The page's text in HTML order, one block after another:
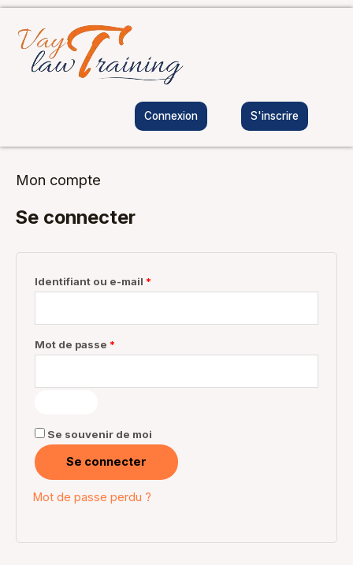
Aller
contenu
Connexion S'inscrire
Mon compte
Se connecter
Identifiant ou e-mail *
Mot de passe *
Se souvenir de moi
Se connecter
Mot de passe perdu ?